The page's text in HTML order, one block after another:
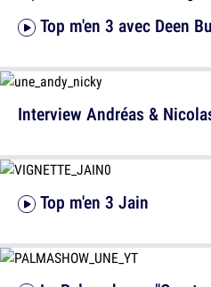
Top m'en 3 Jain
Top m'en 3 avec Deen
Interview Andréas &